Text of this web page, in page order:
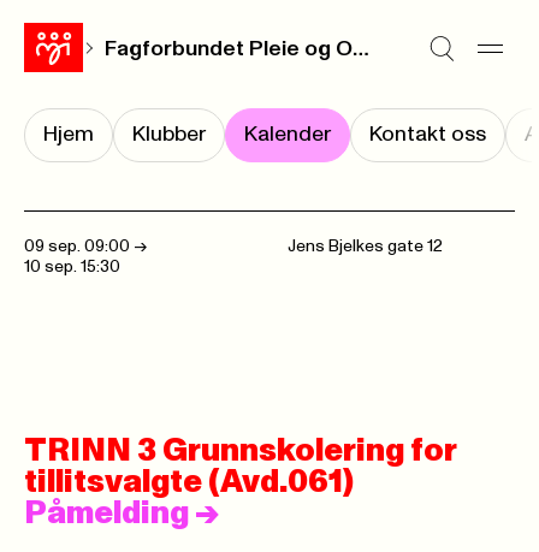
Fagforbundet Pleie og Omsorg Oslo
Hjem Klubber Kalender Kontakt oss
09 sep. 09:00 ->
10 sep. 15:30
Jens Bjelkes gate 12
TRINN 3 Grunnskolering for
tillitsvalgte (Avd.061)
Påmelding ->